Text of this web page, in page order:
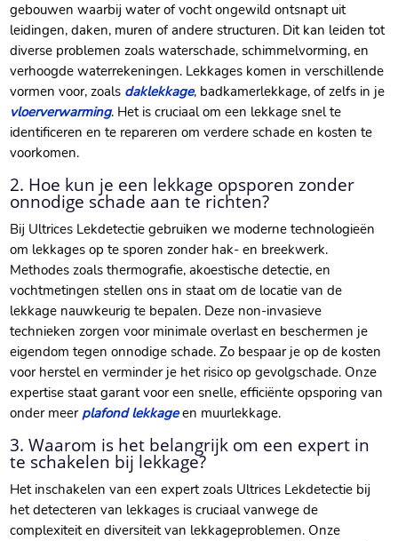
gebouwen waarbij water of vocht ongewild ontsnapt uit
leidingen, daken, muren of andere structuren. Dit kan leiden tot
diverse problemen zoals waterschade, schimmelvorming, en
verhoogde waterrekeningen. Lekkages komen in verschillende
vormen voor, zoals daklekkage, badkamerlekkage, of zelfs in je
vloerverwarming. Het is cruciaal om een lekkage snel te
identificeren en te repareren om verdere schade en kosten te
voorkomen.
2. Hoe kun je een lekkage opsporen zonder
onnodige schade aan te richten?
Bij Ultrices Lekdetectie gebruiken we moderne technologieën
om lekkages op te sporen zonder hak- en breekwerk.
Methodes zoals thermografie, akoestische detectie, en
vochtmetingen stellen ons in staat om de locatie van de
lekkage nauwkeurig te bepalen. Deze non-invasieve
technieken zorgen voor minimale overlast en beschermen je
eigendom tegen onnodige schade. Zo bespaar je op de kosten
voor herstel en verminder je het risico op gevolgschade. Onze
expertise staat garant voor een snelle, efficiënte opsporing van
onder meer plafond lekkageen muurlekkage.
3. Waarom is het belangrijk om een expert in
te schakelen bij lekkage?
Het inschakelen van een expert zoals Ultrices Lekdetectie bij
het detecteren van lekkages is cruciaal vanwege de
complexiteit en diversiteit van lekkageproblemen. Onze